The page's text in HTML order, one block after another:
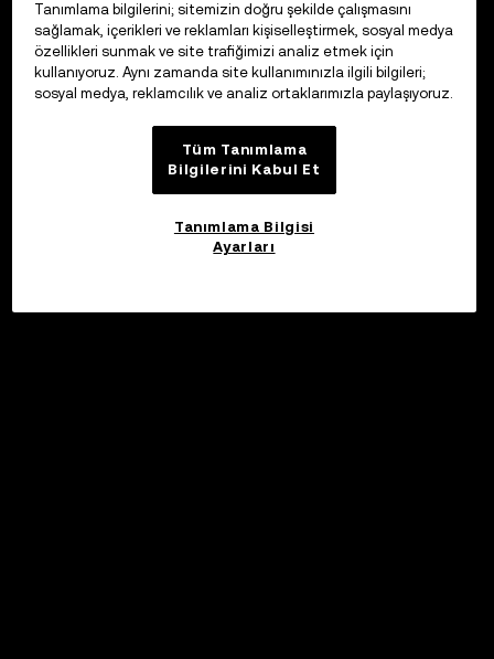
Tanımlama bilgilerini; sitemizin doğru şekilde çalışmasını
sağlamak, içerikleri ve reklamları kişiselleştirmek, sosyal medya
özellikleri sunmak ve site trafiğimizi analiz etmek için
kullanıyoruz. Aynı zamanda site kullanımınızla ilgili bilgileri;
sosyal medya, reklamcılık ve analiz ortaklarımızla paylaşıyoruz.
Tüm Tanımlama
Bilgilerini Kabul Et
Tanımlama Bilgisi
Ayarları